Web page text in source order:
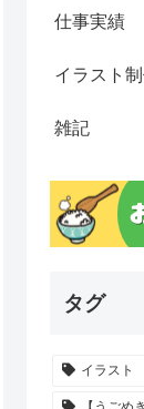
仕事実績
イラスト
雑記
タグ
イラスト